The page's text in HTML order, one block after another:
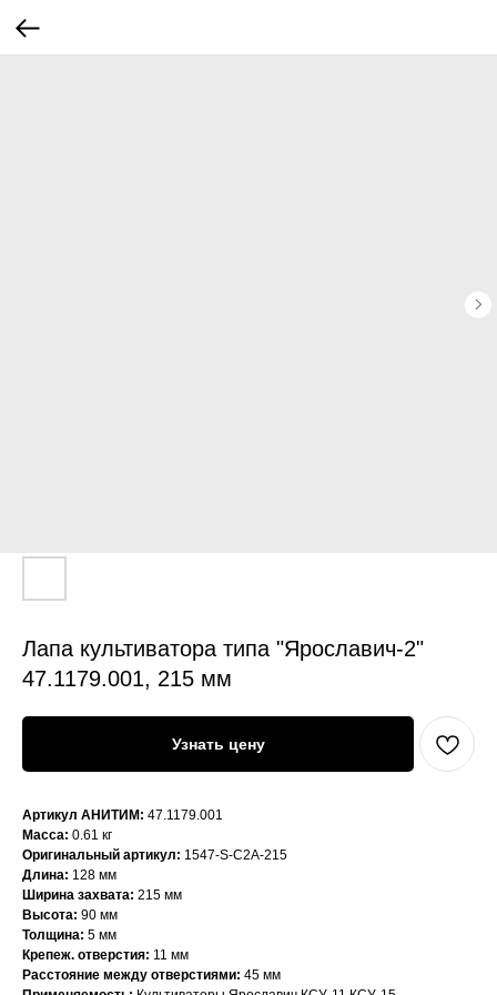
Лапа культиватора типа "Ярославич-2"
47.1179.001, 215 мм
Узнать цену
Артикул АНИТИМ: 47.1179.001
Масса: 0.61 кг
Оригинальный артикул: 1547-S-C2A-215
Длина: 128 мм
Ширина захвата: 215 мм
Высота: 90 мм
Толщина: 5 мм
Крепеж. отверстия: 11 мм
Расстояние между отверстиями: 45 мм